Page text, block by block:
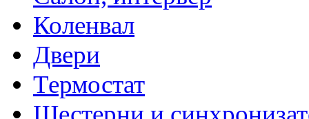
Коленвал
Двери
Термостат